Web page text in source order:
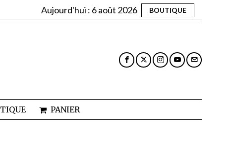
Aujourd'hui : 6 août 2026 BOUTIQUE
PANIER